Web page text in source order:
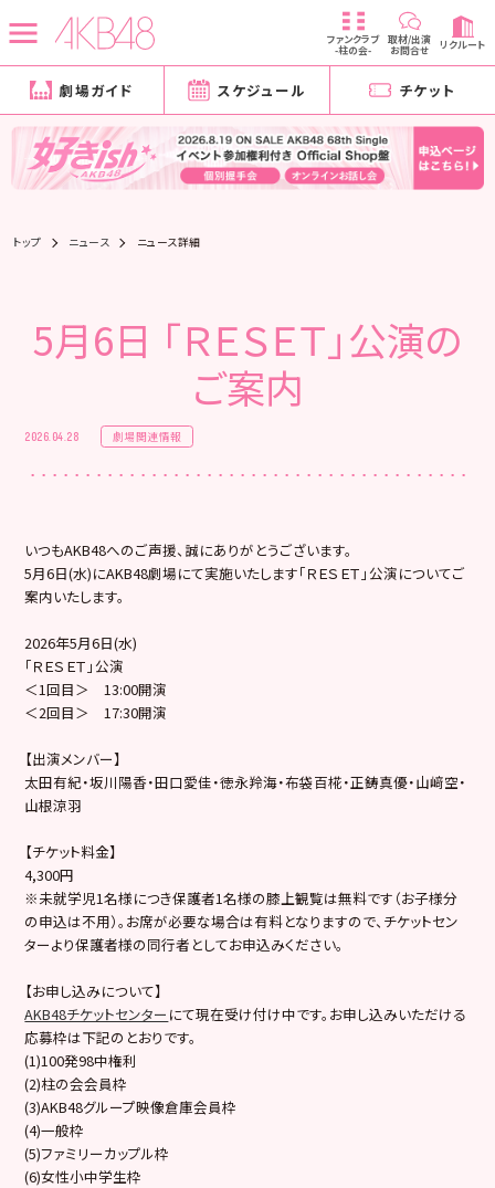
ファンクラブ
-柱の会-
取材/出演
お問合せ リクルート
劇場ガイド スケジュール チケット
トップ ニュース ニュース詳細
5月6日 「ＲＥＳＥＴ」公演の
ご案内
2026.04.28 劇場関連情報
いつもAKB48へのご声援、誠にありがとうございます。
5月6日(水)にAKB48劇場にて実施いたします「ＲＥＳＥＴ」公演についてご
案内いたします。
2026年5月6日(水)
「ＲＥＳＥＴ」公演
＜1回目＞ 13:00開演
＜2回目＞ 17:30開演
【出演メンバー】
太田有紀・坂川陽香・田口愛佳・徳永羚海・布袋百椛・正鋳真優・山﨑空・
山根涼羽
【チケット料金】
4,300円
※未就学児1名様につき保護者1名様の膝上観覧は無料です（お子様分
の申込は不用）。お席が必要な場合は有料となりますので、チケットセン
ターより保護者様の同行者としてお申込みください。
【お申し込みについて】
AKB48チケットセンター にて現在受け付け中です。お申し込みいただける
応募枠は下記のとおりです。
(1)100発98中権利
(2)柱の会会員枠
(3)AKB48グループ映像倉庫会員枠
(4)一般枠
(5)ファミリーカップル枠
(6)女性小中学生枠